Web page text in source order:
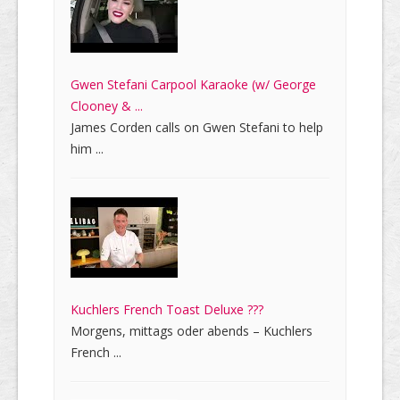
Gwen Stefani Carpool Karaoke (w/ George
Clooney & ...
James Corden calls on Gwen Stefani to help
him ...
Kuchlers French Toast Deluxe ???
Morgens, mittags oder abends – Kuchlers
French ...